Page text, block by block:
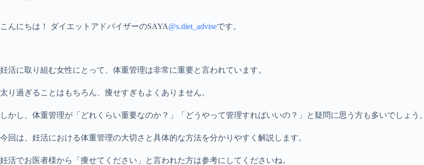
こんにちは！ ダイエットアドバイザーのSAYA@s.diet_adviseです。
妊活に取り組む女性にとって、体重管理は非常に重要と言われています。
太り過ぎることはもちろん、痩せすぎもよくありません。
しかし、体重管理が「どれくらい重要なのか？」「どうやって管理すればいいの？」と疑問に思う方も多いでしょう。
今回は、妊活における体重管理の大切さと具体的な方法を分かりやすく解説します。
妊活でお医者様から「痩せてください」と言われた方は参考にしてくださいね。